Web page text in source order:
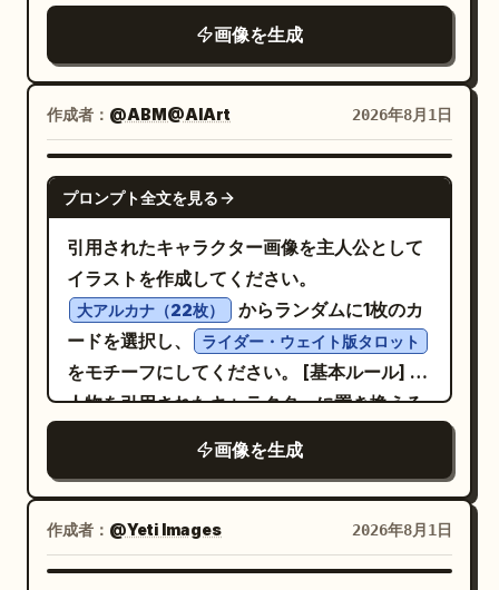
曲がりくねって続いており、その階段の一部
は巨大な古木の露出した根に覆われていま
す。
画像を生成
作成者： @ABM@AIArt 2026年8月1日
GPT IMAGE 2
プロンプト全文を見る
引用されたキャラクター画像を主人公として
イラストを作成してください。
大アルカナ（22枚）
からランダムに1枚のカ
ードを選択し、
ライダー・ウェイト版タロット
をモチーフにしてください。 [基本ルール] -
人物を引用されたキャラクターに置き換える
色、独自の特徴を維持すること。 - ライダ
ー・ウェイト版の構図、シンボル、小道具、
ポーズ、世界観に従うこと。 - 衣装を変更す
ること。 - カードの意味に合わせて、背景を
画像を生成
作成者： @Yeti Images 2026年8月1日